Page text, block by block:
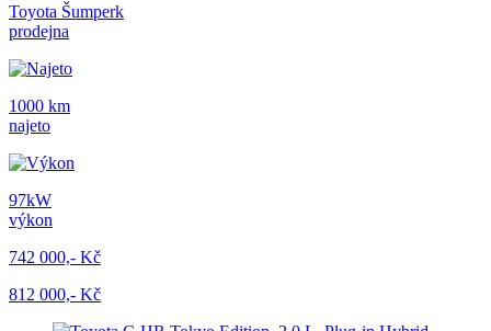
Toyota Šumperk
prodejna
1000 km
najeto
97kW
výkon
742 000,- Kč
812 000,- Kč